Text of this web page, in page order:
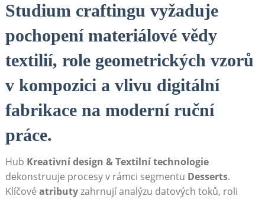
Studium craftingu vyžaduje
pochopení materiálové vědy
textilií, role geometrických vzorů
v kompozici a vlivu digitální
fabrikace na moderní ruční
práce.
Hub Kreativní design & Textilní technologie
dekonstruuje procesy v rámci segmentu Desserts.
Klíčové atributyzahrnují analýzu datových toků, roli